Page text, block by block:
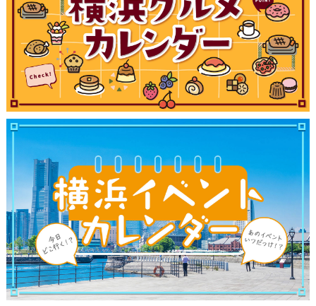
観光ガイド
ランキング
ブログ記事